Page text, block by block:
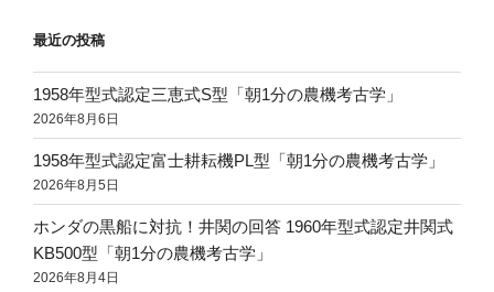
最近の投稿
1958年型式認定三恵式S型「朝1分の農機考古学」
2026年8月6日
1958年型式認定富士耕耘機PL型「朝1分の農機考古学」
2026年8月5日
ホンダの黒船に対抗！井関の回答 1960年型式認定井関式
KB500型「朝1分の農機考古学」
2026年8月4日